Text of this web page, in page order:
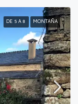
DE 5 A 8 MONTAÑA